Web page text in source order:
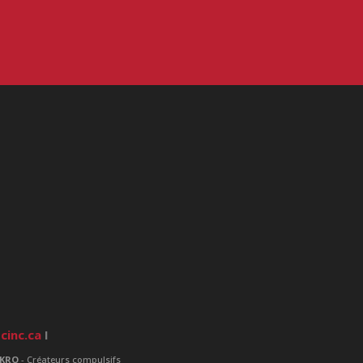
I
- Créateurs compulsifs